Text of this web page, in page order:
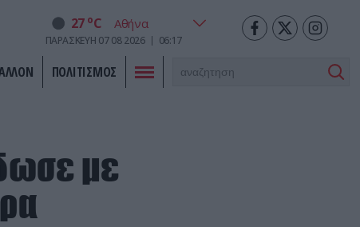
27 oC
ΠΑΡΑΣΚΕΥΗ 07 08 2026 06:17
ΠΟΛΙΤΙΣΜΟΣ
με